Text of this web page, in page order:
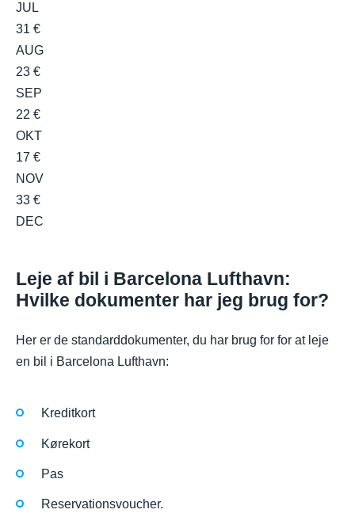
JUL
31 €
AUG
23 €
SEP
22 €
OKT
17 €
NOV
33 €
DEC
Leje af bil i Barcelona Lufthavn:
Hvilke dokumenter har jeg brug for?
Her er de standarddokumenter, du har brug for for at leje
en bil i Barcelona Lufthavn:
Kreditkort
Kørekort
Pas
Reservationsvoucher.